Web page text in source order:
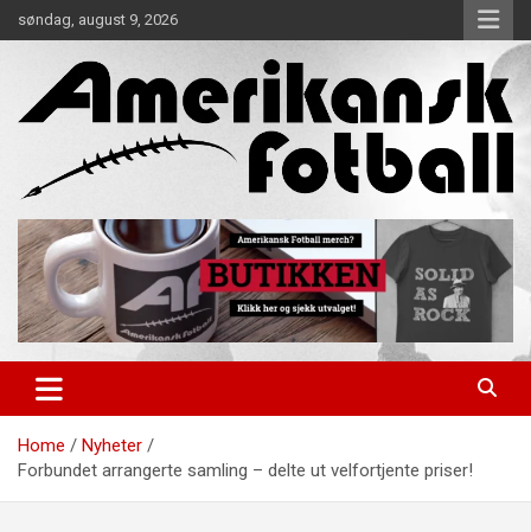
to
søndag, august 9, 2026
Amerikansk Fotball
Home
Nyheter
Forbundet arrangerte samling – delte ut velfortjente priser!